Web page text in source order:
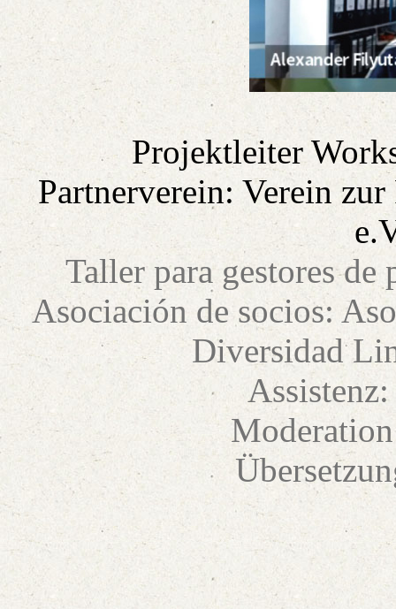
Projektleiter
Partnerverein: Verein
Taller para gestores
Asociación de socios:
Diversidad